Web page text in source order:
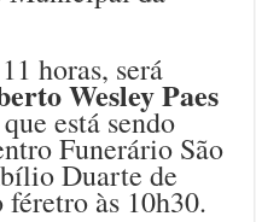
horas, será
Wesley Paes
está sendo
Funerário São
Duarte de
féretro às 10h30.